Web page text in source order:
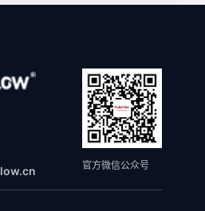
官方微信公众号